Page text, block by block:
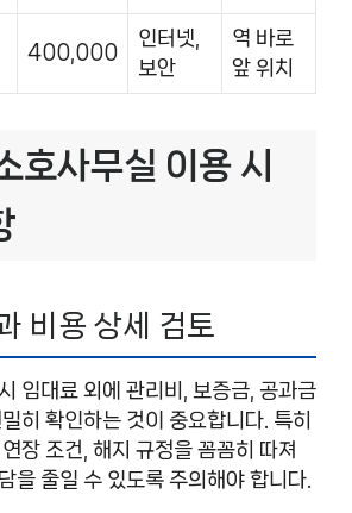
400,000
인터넷,
보안
역 바로
앞 위치
호사무실 이용 시
비용 상세 검토
임대료 외에 관리비, 보증금, 공과금
히 확인하는 것이 중요합니다. 특히
장 조건, 해지 규정을 꼼꼼히 따져
을 줄일 수 있도록 주의해야 합니다.